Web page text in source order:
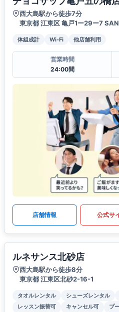
西大島駅から徒歩7分
東京都 江東区 亀戸1ー29ー7
体組成計 Wi-Fi 他店舗利用
営業時間
24:00間
店舗情報 公式サ
ルネサンス北砂店
西大島駅から徒歩8分
東京都 江東区北砂2-16-1
タオルレンタル シューズレンタル
レッスン振替可
キャンセル可 プ